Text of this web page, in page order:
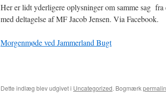
Her er lidt yderligere oplysninger om samme sag fra
med deltagelse af MF Jacob Jensen. Via Facebook.
Morgenmøde ved Jammerland Bugt
Dette indlæg blev udgivet i Uncategorized. Bogmærk